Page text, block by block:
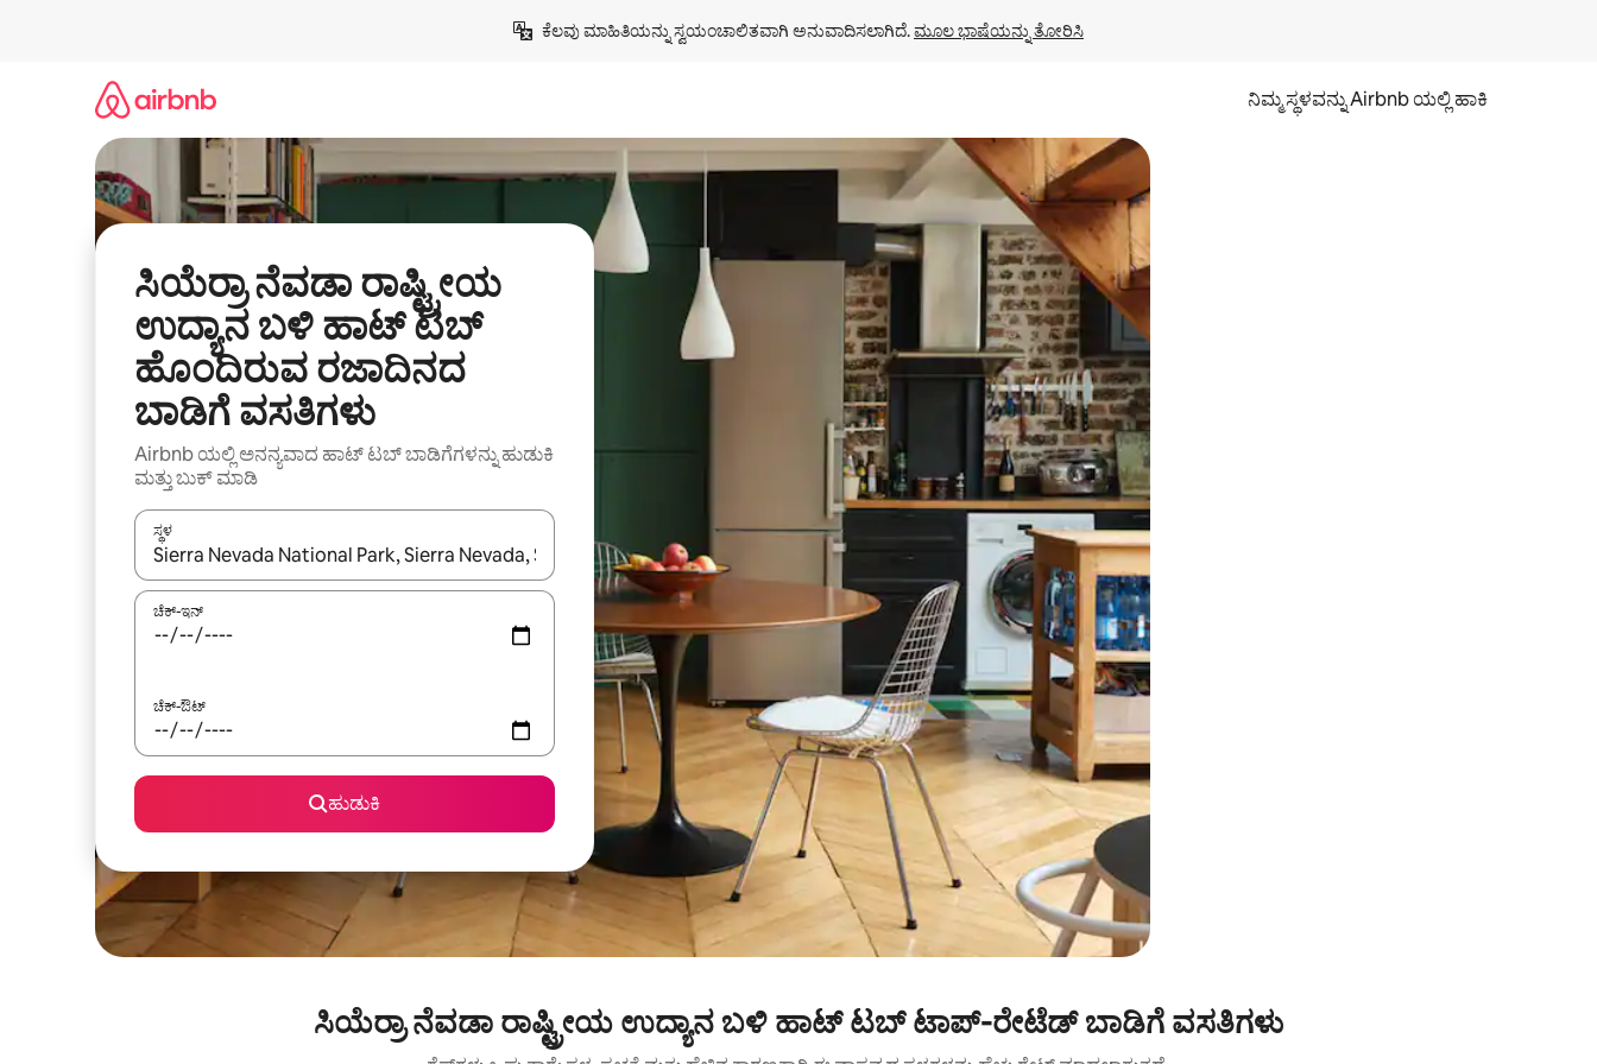
ಕೆಲವು ಮಾಹಿತಿಯನ್ನು ಸ್ವಯಂಚಾಲಿತವಾಗಿ ಅನುವಾದಿಸಲಾಗಿದೆ. ಮೂಲ ಭಾಷೆಯನ್ನು ತೋರಿಸಿ
ನಿಮ್ಮ ಸ್ಥಳವನ್ನು Airbnb ಯಲ್ಲಿ ಹಾಕಿ
ಸಿಯೆರ್ರಾ ನೆವಡಾ ರಾಷ್ಟ್ರೀಯ
ಉದ್ಯಾನ ಬಳಿ ಹಾಟ್ ಟಬ್
ಹೊಂದಿರುವ ರಜಾದಿನದ
ಬಾಡಿಗೆ ವಸತಿಗಳು
Airbnb ಯಲ್ಲಿ ಅನನ್ಯವಾದ ಹಾಟ್ ‌ಟಬ್ ಬಾಡಿಗೆಗಳನ್ನು ಹುಡುಕಿ
ಮತ್ತು ಬುಕ್ ಮಾಡಿ
ಸ್ಥಳ
ಫಲಿತಾಂಶಗಳು ಲಭ್ಯವಿರುವಾಗ, ಅಪ್ ಮತ್ತು ಡೌನ್ ಬಾಣದ ಕೀಲಿಗಳೊಂದಿಗೆ ನ್ಯಾವಿಗೇಟ್ ಮಾಡಿ ಅಥವಾ ಸ್ಪರ್ಶ ಅಥವಾ ಸ್ವೈಪ್ ಗೆಸ್ಚರ್‌ಗಳ ಮೂಲಕ ಅನ್ವೇಷಿಸಿ.
ಚೆಕ್-ಇನ್
ಚೆಕ್-ಔಟ್
ಹುಡುಕಿ
ಸಿಯೆರ್ರಾ ನೆವಡಾ ರಾಷ್ಟ್ರೀಯ ಉದ್ಯಾನ ಬಳಿ ಹಾಟ್ ಟಬ್ ಟಾಪ್-ರೇಟೆಡ್ ಬಾಡಿಗೆ ವಸತಿಗಳು